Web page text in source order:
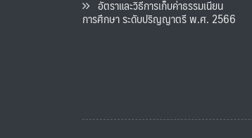
อัตราและวิธีการเก็บค่าธรรมเนียน
การศึกษา ระดับปริญญาตรี พ.ศ. 2566